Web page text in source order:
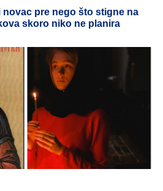
pre nego što stigne na
skoro niko ne planira